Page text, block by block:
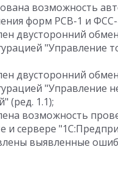
возможность
форм РСВ-1 и
двусторонний
"Управление
двусторонний
"Управление
(ред. 1.1);
возможность
и сервере
выявленные